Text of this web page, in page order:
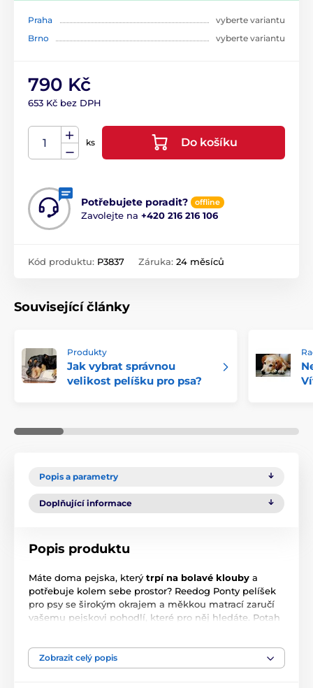
Praha
vyberte variantu
Brno
vyberte variantu
790 Kč
653 Kč bez DPH
ks Do košíku
Potřebujete poradit? offline
Zavolejte na +420 216 216 106
Kód produktu: P3837 Záruka: 24 měsíců
Související články
Produkty
Jak vybrat správnou
velikost pelíšku pro psa?
Popis a parametry
Doplňující informace
Popis produktu
Máte doma pejska, který trpí na bolavé klouby a
potřebuje kolem sebe prostor? Reedog Ponty pelíšek
pro psy se širokým okrajem a měkkou matrací zaručí
vašemu pejskovi pohodlí, které pro něj hledáte. Potah
usínat v čistém pelíšku. Odolný materiál cordura a
molitanová výplň poskytnou pejskovi ničím nerušený
Zobrazit celý popis